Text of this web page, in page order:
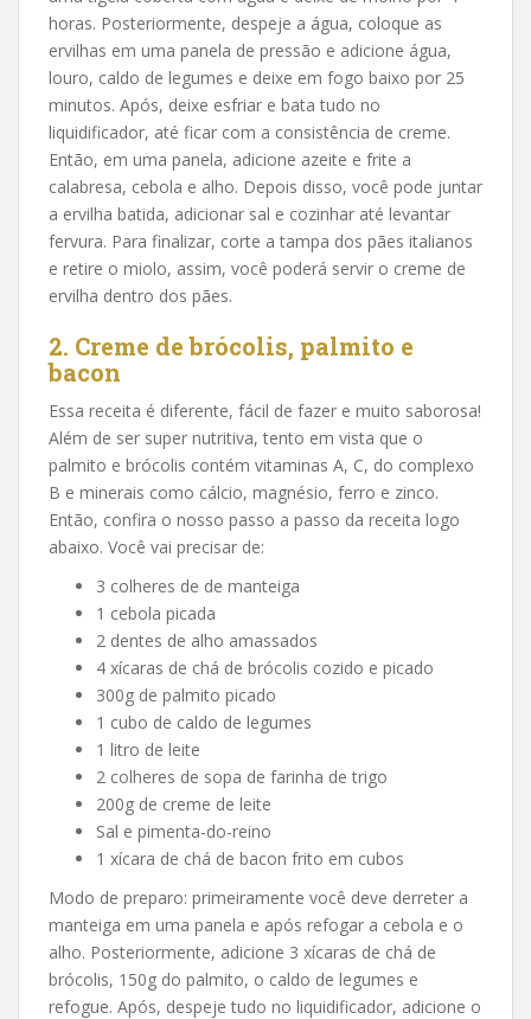
horas. Posteriormente, despeje a água, coloque as
ervilhas em uma panela de pressão e adicione água,
louro, caldo de legumes e deixe em fogo baixo por 25
minutos. Após, deixe esfriar e bata tudo no
liquidificador, até ficar com a consistência de creme.
Então, em uma panela, adicione azeite e frite a
calabresa, cebola e alho. Depois disso, você pode juntar
a ervilha batida, adicionar sal e cozinhar até levantar
fervura. Para finalizar, corte a tampa dos pães italianos
e retire o miolo, assim, você poderá servir o creme de
ervilha dentro dos pães.
2. Creme de brócolis, palmito e
bacon
Essa receita é diferente, fácil de fazer e muito saborosa!
Além de ser super nutritiva, tento em vista que o
palmito e brócolis contém vitaminas A, C, do complexo
B e minerais como cálcio, magnésio, ferro e zinco.
Então, confira o nosso passo a passo da receita logo
abaixo. Você vai precisar de:
3 colheres de de manteiga
1 cebola picada
2 dentes de alho amassados
4 xícaras de chá de brócolis cozido e picado
300g de palmito picado
1 cubo de caldo de legumes
1 litro de leite
2 colheres de sopa de farinha de trigo
200g de creme de leite
Sal e pimenta-do-reino
1 xícara de chá de bacon frito em cubos
Modo de preparo: primeiramente você deve derreter a
manteiga em uma panela e após refogar a cebola e o
alho. Posteriormente, adicione 3 xícaras de chá de
brócolis, 150g do palmito, o caldo de legumes e
refogue. Após, despeje tudo no liquidificador, adicione o